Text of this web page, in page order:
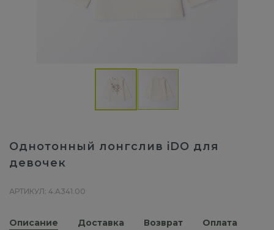
Однотонный лонгслив iDO для
девочек
АРТИКУЛ: 4.A341.00
Описание Доставка Возврат Оплата